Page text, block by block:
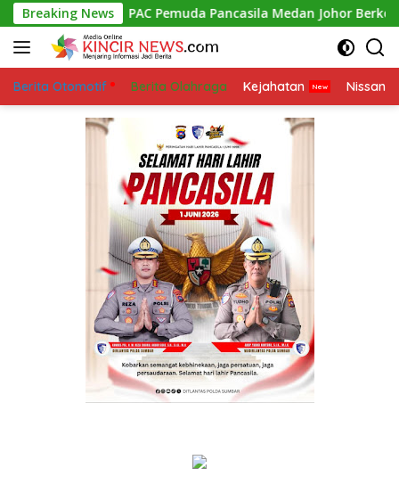
Skip
to
content
Breaking NewsPAC Pemuda Pancasila Medan Johor
Berita Otomotif Berita Olahraga Kejahatan Nissan